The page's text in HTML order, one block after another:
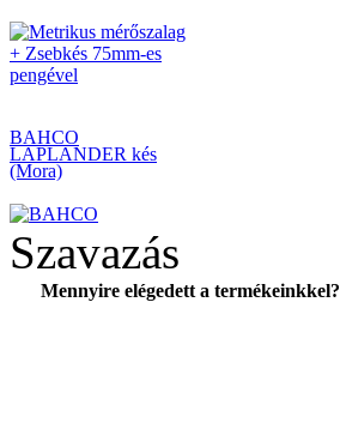
BAHCO
LAPLANDER kés
(Mora)
Szavazás
Mennyire elégedett a termékeinkkel?